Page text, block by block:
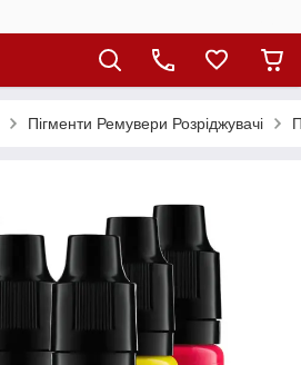
Пігменти Ремувери Розріджувачі